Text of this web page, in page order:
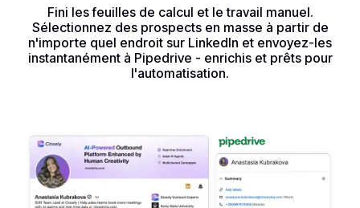
Fini les feuilles de calcul et le travail manuel.
Sélectionnez des prospects en masse à partir de
n'importe quel endroit sur LinkedIn et envoyez-les
instantanément à Pipedrive - enrichis et prêts pour
l'automatisation.